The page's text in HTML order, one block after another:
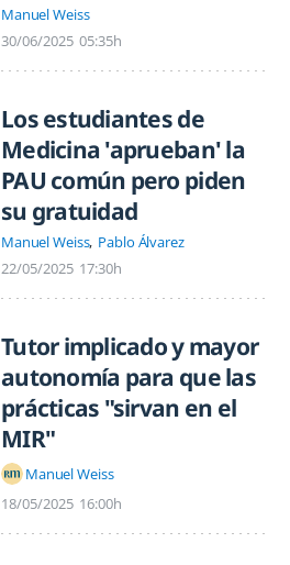
Manuel Weiss
30/06/2025 05:35h
Los estudiantes de
Medicina 'aprueban' la
PAU común pero piden
su gratuidad
Manuel Weiss Pablo Álvarez
22/05/2025 17:30h
Tutor implicado y mayor
autonomía para que las
prácticas "sirvan en el
MIR"
Manuel Weiss
18/05/2025 16:00h